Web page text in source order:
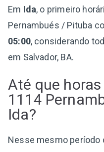
Em Ida, o primeiro
Pernambués / Pituba
05:00, considerando
em Salvador, BA.
Até que
1114
Ida?
Nesse mesmo período